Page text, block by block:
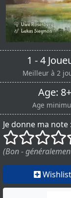
1 - 4
Meilleur à 2
Age: 8+
Age
Je donne ma note :
()
() () ()
(Bon -
Wishlist